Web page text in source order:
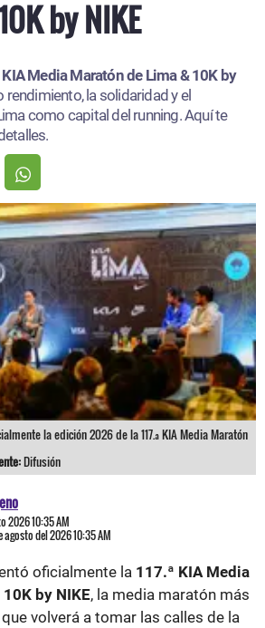
by NIKE
KIA Media Maratón de Lima & 10K by
rendimiento, la solidaridad y el
como capital del running. Aquí te
la edición 2026 de la 117.ª KIA Media Maratón
Difusión
2026 10:35 AM
del 2026 10:35 AM
oficialmente la 117.ª KIA Media
by NIKE, la media maratón más
volverá a tomar las calles de la